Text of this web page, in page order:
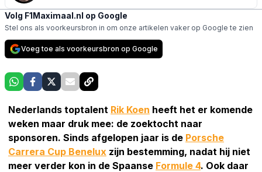
Volg F1Maximaal.nl op Google
Stel ons als voorkeursbron in om onze artikelen vaker op Google te zien
Voeg toe als voorkeursbron op Google
Nederlands toptalent Rik Koen heeft het er komende
weken maar druk mee: de zoektocht naar
sponsoren. Sinds afgelopen jaar is de Porsche
Carrera Cup Benelux zijn bestemming, nadat hij niet
meer verder kon in de Spaanse Formule 4. Ook daar